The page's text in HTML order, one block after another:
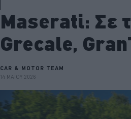
Maserati: Σε
Grecale,
CAR & MOTOR TEAM
14 ΜΑΪΟΥ 2026